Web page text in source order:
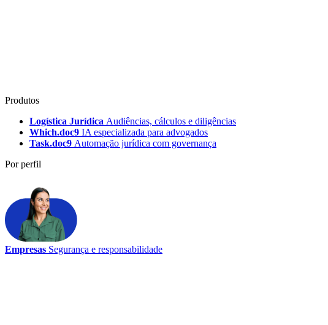
Produtos
Logística Jurídica Audiências, cálculos e diligências
Which.doc9 IA especializada para advogados
Task.doc9 Automação jurídica com governança
Por perfil
Empresas Segurança e responsabilidade